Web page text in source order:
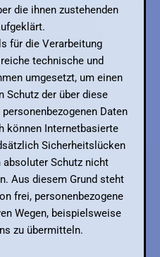
die ihnen zustehenden
für die Verarbeitung
technische und
umgesetzt, um einen
der über diese
Daten
können Internetbasierte
Sicherheitslücken
Schutz nicht
Aus diesem Grund steht
frei, personenbezogene
Wegen, beispielsweise
zu übermitteln.